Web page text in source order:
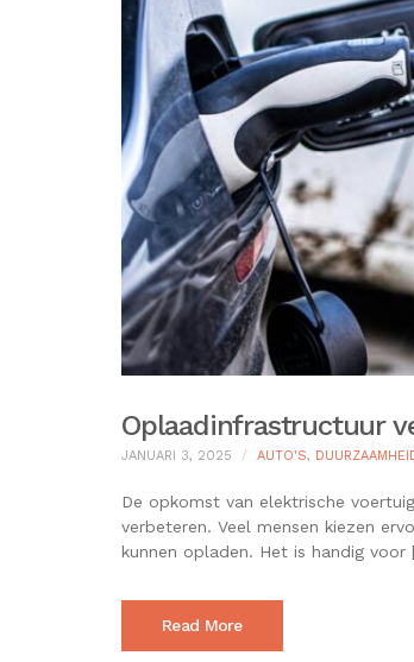
Oplaadinfrastructuur
JANUARI 3, 2025 AUTO'S,
De opkomst van elektrische
verbeteren. Veel mensen kiezen
kunnen opladen. Het is handig
Read More